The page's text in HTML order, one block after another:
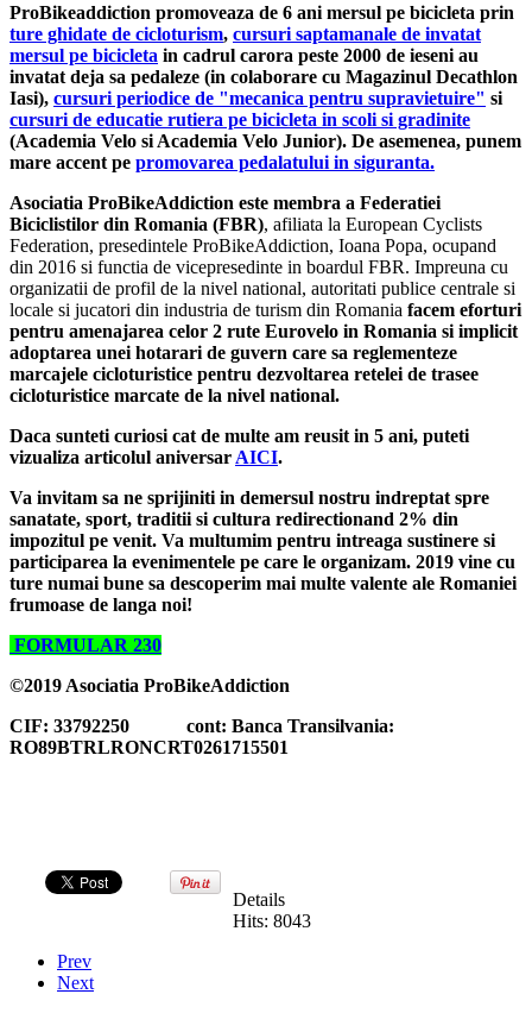
ProBikeaddiction promoveaza de 6 ani mersul pe bicicleta prin
ture ghidate de cicloturism, cursuri saptamanale de invatat
mersul pe bicicleta in cadrul carora peste 2000 de ieseni au
invatat deja sa pedaleze (in colaborare cu Magazinul Decathlon
Iasi), cursuri periodice de "mecanica pentru supravietuire" si
cursuri de educatie rutiera pe bicicleta in scoli si gradinite
(Academia Velo si Academia Velo Junior). De asemenea, punem
mare accent pe promovarea pedalatului in siguranta.
Asociatia ProBikeAddiction este membra a Federatiei
Biciclistilor din Romania (FBR), afiliata la European Cyclists
Federation, presedintele ProBikeAddiction, Ioana Popa, ocupand
din 2016 si functia de vicepresedinte in boardul FBR. Impreuna cu
organizatii de profil de la nivel national, autoritati publice centrale si
locale si jucatori din industria de turism din Romania facem eforturi
pentru amenajarea celor 2 rute Eurovelo in Romania si implicit
adoptarea unei hotarari de guvern care sa reglementeze
marcajele cicloturistice pentru dezvoltarea retelei de trasee
cicloturistice marcate de la nivel national.
Daca sunteti curiosi cat de multe am reusit in 5 ani, puteti
vizualiza articolul aniversar AICI.
Va invitam sa ne sprijiniti in demersul nostru indreptat spre
sanatate, sport, traditii si cultura redirectionand 2% din
impozitul pe venit. Va multumim pentru intreaga sustinere si
participarea la evenimentele pe care le organizam. 2019 vine cu
ture numai bune sa descoperim mai multe valente ale Romaniei
frumoase de langa noi!
FORMULAR 230
©2019 Asociatia ProBikeAddiction
CIF: 33792250 cont: Banca Transilvania:
RO89BTRLRONCRT0261715501
Details
Hits: 8043
Prev
Next